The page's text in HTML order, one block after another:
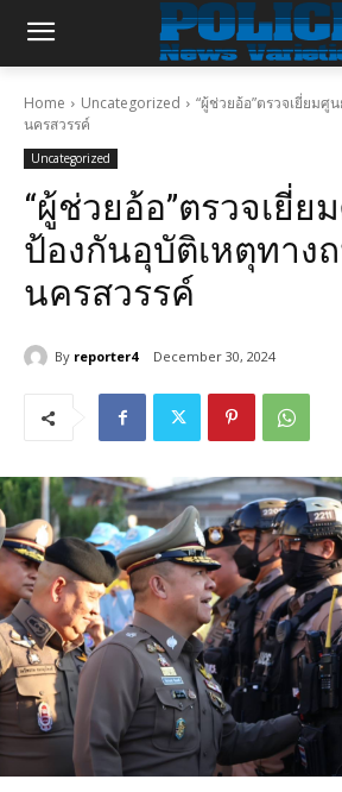
Home Uncategorized
“ผู้ช่วยอ้อ”ตรวจเยี่ยม
นครสวรรค์
Uncategorized
“ผู้ช่วยอ้อ”ตรวจเยี่ย
ป้องกันอุบัติเหตุทาง
นครสวรรค์
By reporter4 December 30, 2024